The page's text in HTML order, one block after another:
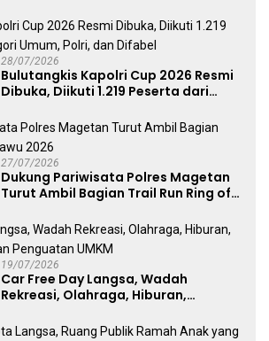
28/07/2026
Bulutangkis Kapolri Cup 2026 Resmi
Dibuka, Diikuti 1.219 Peserta dari
27/07/2026
Dukung Pariwisata Polres Magetan
Turut Ambil Bagian Trail Run Ring of
19/07/2026
Car Free Day Langsa, Wadah
Rekreasi, Olahraga, Hiburan,
UMKM